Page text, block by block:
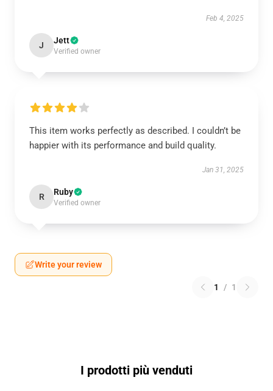
Feb 4, 2025
J Jett
Verified owner
This item works perfectly as described. I couldn’t be
happier with its performance and build quality.
Jan 31, 2025
R Ruby
Verified owner
Write your review
1 / 1
I prodotti più venduti